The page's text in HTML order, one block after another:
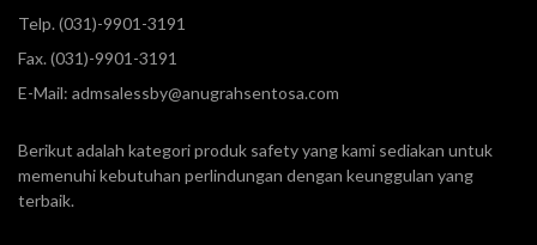
Telp. (031)-9901-3191
Fax. (031)-9901-3191
E-Mail: admsalessby@anugrahsentosa.com
Berikut adalah kategori produk safety yang kami sediakan untuk
memenuhi kebutuhan perlindungan dengan keunggulan yang
terbaik.